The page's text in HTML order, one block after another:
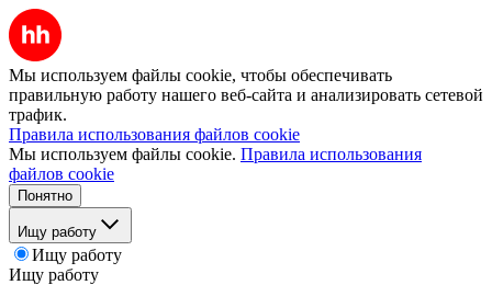
Мы используем файлы cookie, чтобы обеспечивать
правильную работу нашего веб-сайта и анализировать сетевой
трафик.
Правила использования файлов cookie
Мы используем файлы cookie. Правила использования
файлов cookie
Понятно
Ищу работу
Ищу работу
Ищу работу